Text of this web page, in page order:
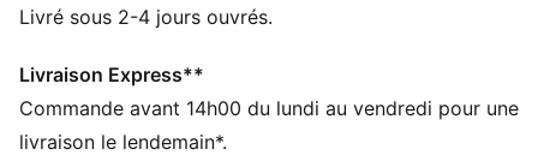
hors finitions et décorations
corps pour te protéger de la transpiration pendant tes
activités
DÉTAILS
Livré sous 2-4 jours ouvrés.
Livraison Express**
Commande avant 14h00 du lundi au vendredi pour une
livraison le lendemain*.